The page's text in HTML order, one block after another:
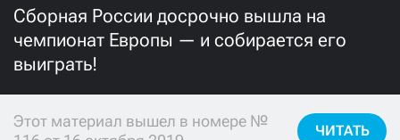
Сборная России досрочно вышла на
чемпионат Европы — и собирается его
выиграть!
Этот материал вышел в номере №
ЧИТАТЬ
3000 1000
500 300